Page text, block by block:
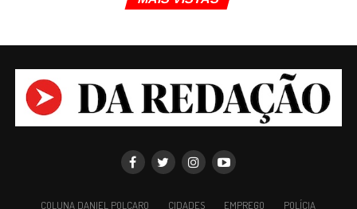
COLUNA DANIEL POLCARO CIDADES EMPREGO POLÍCIA